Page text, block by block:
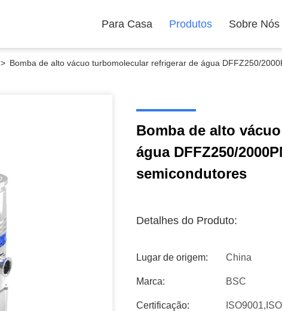
Para Casa Produtos Sobre Nós
> Bomba de alto vácuo turbomolecular refrigerar de água DFFZ250/
Bomba de alto
água DFFZ250/
semicondutores
Detalhes do Produto:
Lugar de origem: China
Marca: BSC
Certificação: